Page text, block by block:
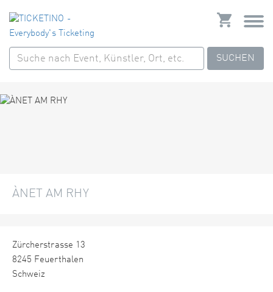
SUCHEN
ÀNET AM RHY
Zürcherstrasse 13
8245 Feuerthalen
Schweiz